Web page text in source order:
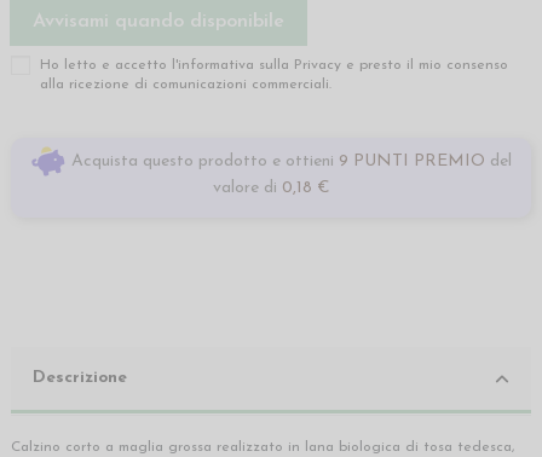
Ho letto e accetto l'informativa sulla Privacy e presto il mio consenso
alla ricezione di comunicazioni commerciali.
Acquista questo prodotto e ottieni 9 PUNTI PREMIO del
valore di 0,18 €
Descrizione
Calzino corto a maglia grossa realizzato in lana biologica di tosa tedesca,